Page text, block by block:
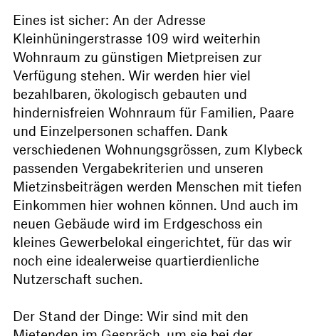
Eines ist sicher: An der Adresse
Kleinhüningerstrasse 109 wird weiterhin
Wohnraum zu günstigen Mietpreisen zur
Verfügung stehen. Wir werden hier viel
bezahlbaren, ökologisch gebauten und
hindernisfreien Wohnraum für Familien, Paare
und Einzelpersonen schaffen. Dank
verschiedenen Wohnungsgrössen, zum Klybeck
passenden Vergabekriterien und unseren
Mietzinsbeiträgen werden Menschen mit tiefen
Einkommen hier wohnen können. Und auch im
neuen Gebäude wird im Erdgeschoss ein
kleines Gewerbelokal eingerichtet, für das wir
noch eine idealerweise quartierdienliche
Nutzerschaft suchen.
Der Stand der Dinge: Wir sind mit den